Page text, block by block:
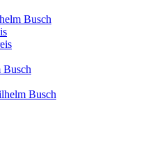
Busch
Busch
Busch